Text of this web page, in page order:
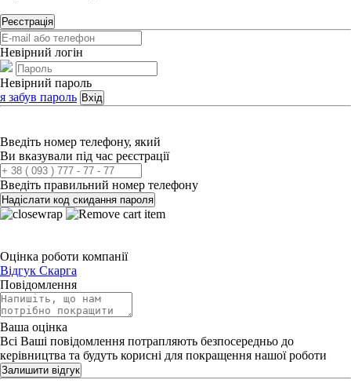
Реєстрація
Невірний логін
Невірний пароль
я забув пароль Вхід
Введіть номер телефону, який
Ви вказували під час реєстрації
Введіть правильний номер телефону
Надіслати код скидання пароля
Оцінка роботи компанії
Відгук Скарга
Повідомлення
Ваша оцінка
Всі Ваші повідомлення потрапляють безпосередньо до
керівництва та будуть корисні для покращення нашої роботи
Залишити відгук